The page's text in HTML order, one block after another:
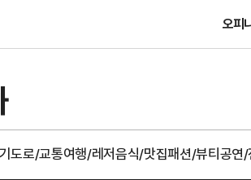
오피
도로/교통여행/레저음식/맛집패션/뷰티공연